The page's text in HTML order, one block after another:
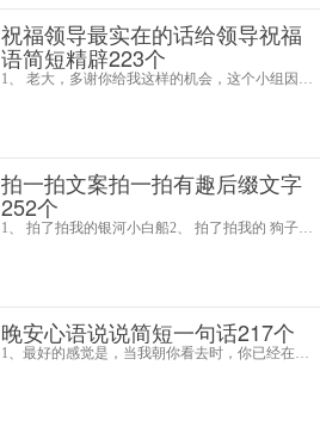
祝福领导最实在的话给领导祝福
语简短精辟223个
拍一拍文案拍一拍有趣后缀文字
252个
晚安心语说说简短一句话217个